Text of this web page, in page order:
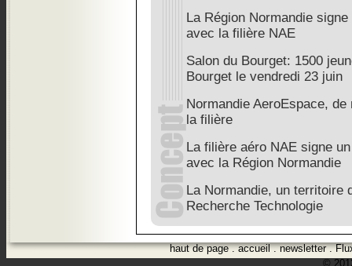
La Région Normandie
avec la filière NAE
Salon du Bourget: 1500
Bourget le vendredi 23 juin
Normandie AeroEspace,
la filière
La filière aéro NAE signe
avec la Région Normandie
La Normandie, un territoire
Recherche Technologie
haut de page.accueil.newsletter.
©